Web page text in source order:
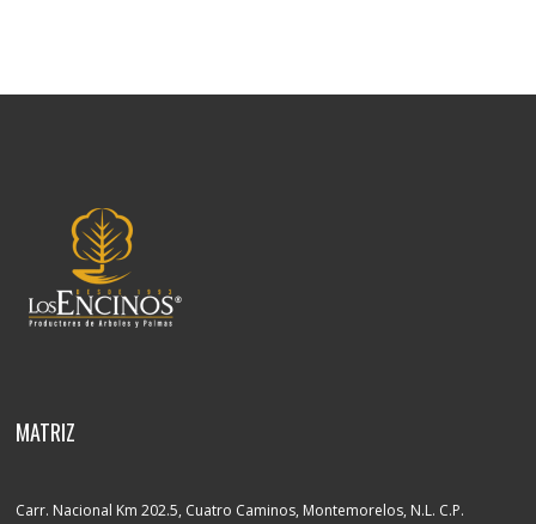
MATRIZ
Carr. Nacional Km 202.5, Cuatro Caminos, Montemorelos, N.L. C.P.